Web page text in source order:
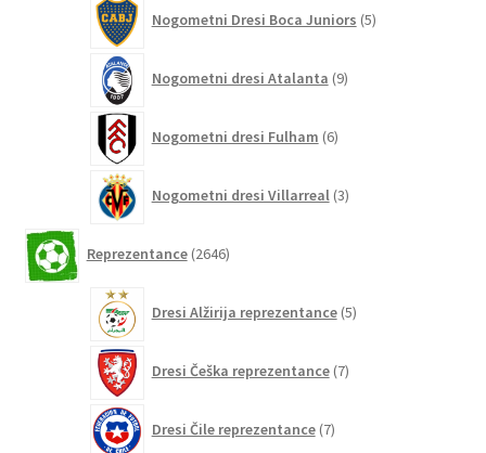
Nogometni Dresi Boca Juniors 5izdelkov
Nogometni dresi Atalanta 9izdelkov
Nogometni dresi Fulham 6izdelkov
Nogometni dresi Villarreal 3izdelki
Reprezentance 2646izdelkov
Dresi Alžirija reprezentance 5izdelkov
Dresi Češka reprezentance 7izdelkov
Dresi Čile reprezentance 7izdelkov